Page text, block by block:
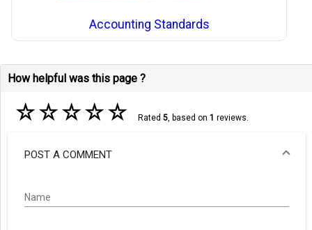
Accounting Standards
How helpful was this page ?
☆☆☆☆☆ Rated 5, based on 1 reviews.
POST A COMMENT
Name